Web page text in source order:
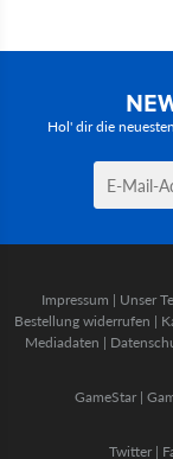
Hol' dir die
Impressum | Unser
Bestellung widerrufen |
Mediadaten |
GameStar|
Twitter |